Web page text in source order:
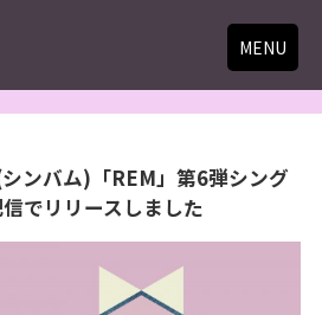
MENU
ンバム)「REM」第6弾シング
でリリースしました